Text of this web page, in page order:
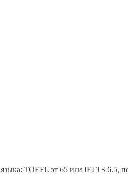
языка: TOEFL от 65 или IELTS